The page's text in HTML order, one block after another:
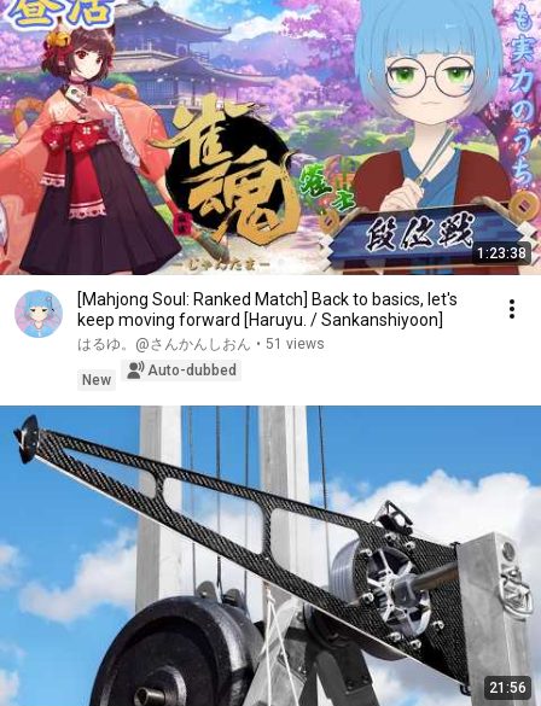
1:23:38
[Mahjong Soul: Ranked Match] Back to basics, let's
keep moving forward [Haruyu. / Sankanshiyoon]
はるゆ。@さんかんしおん • 51 views
New
Auto-dubbed
21:56